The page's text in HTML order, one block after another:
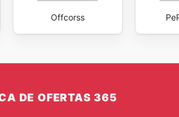
Offcorss
DE OFERTAS 365